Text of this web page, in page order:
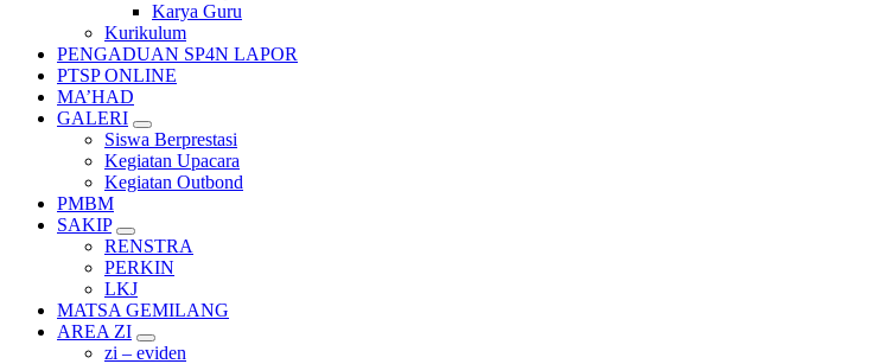
Karya Guru
Kurikulum
PENGADUAN SP4N LAPOR
PTSP ONLINE
MA’HAD
GALERI
Siswa Berprestasi
Kegiatan Upacara
Kegiatan Outbond
PMBM
SAKIP
RENSTRA
PERKIN
LKJ
MATSA GEMILANG
AREA ZI
zi – eviden